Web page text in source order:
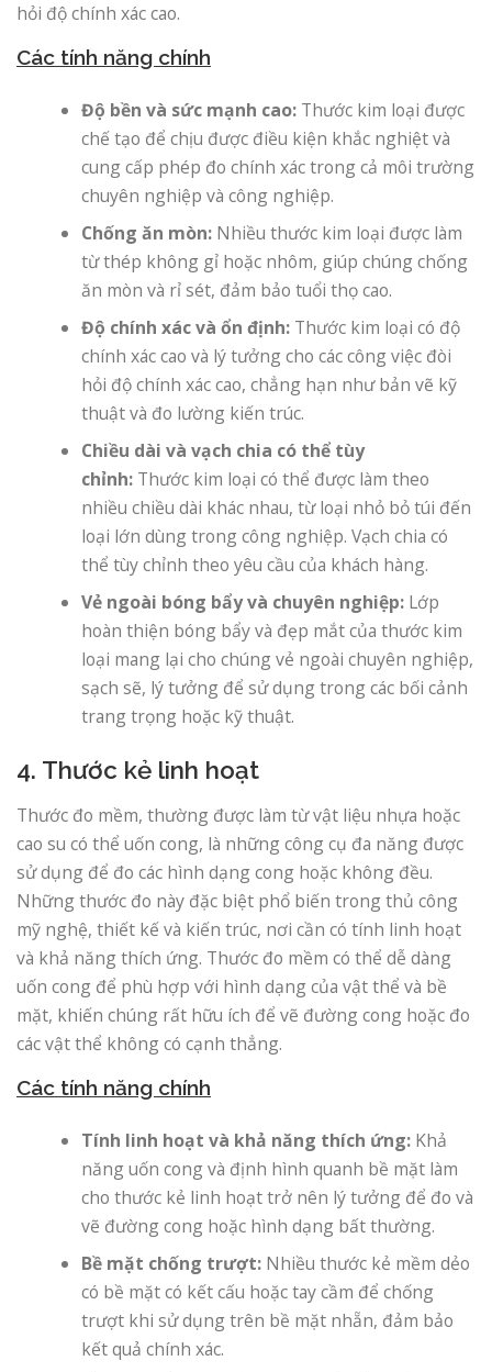
hỏi độ chính xác cao.
Các tính năng chính
Độ bền và sức mạnh cao: Thước kim loại được
chế tạo để chịu được điều kiện khắc nghiệt và
cung cấp phép đo chính xác trong cả môi trường
chuyên nghiệp và công nghiệp.
Chống ăn mòn: Nhiều thước kim loại được làm
từ thép không gỉ hoặc nhôm, giúp chúng chống
ăn mòn và rỉ sét, đảm bảo tuổi thọ cao.
Độ chính xác và ổn định: Thước kim loại có độ
chính xác cao và lý tưởng cho các công việc đòi
hỏi độ chính xác cao, chẳng hạn như bản vẽ kỹ
thuật và đo lường kiến ​​trúc.
Chiều dài và vạch chia có thể tùy
chỉnh: Thước kim loại có thể được làm theo
nhiều chiều dài khác nhau, từ loại nhỏ bỏ túi đến
loại lớn dùng trong công nghiệp. Vạch chia có
thể tùy chỉnh theo yêu cầu của khách hàng.
Vẻ ngoài bóng bẩy và chuyên nghiệp: Lớp
hoàn thiện bóng bẩy và đẹp mắt của thước kim
loại mang lại cho chúng vẻ ngoài chuyên nghiệp,
sạch sẽ, lý tưởng để sử dụng trong các bối cảnh
trang trọng hoặc kỹ thuật.
4. Thước kẻ linh hoạt
Thước đo mềm, thường được làm từ vật liệu nhựa hoặc
cao su có thể uốn cong, là những công cụ đa năng được
sử dụng để đo các hình dạng cong hoặc không đều.
Những thước đo này đặc biệt phổ biến trong thủ công
mỹ nghệ, thiết kế và kiến ​​trúc, nơi cần có tính linh hoạt
và khả năng thích ứng. Thước đo mềm có thể dễ dàng
uốn cong để phù hợp với hình dạng của vật thể và bề
mặt, khiến chúng rất hữu ích để vẽ đường cong hoặc đo
các vật thể không có cạnh thẳng.
Các tính năng chính
Tính linh hoạt và khả năng thích ứng: Khả
năng uốn cong và định hình quanh bề mặt làm
cho thước kẻ linh hoạt trở nên lý tưởng để đo và
vẽ đường cong hoặc hình dạng bất thường.
Bề mặt chống trượt: Nhiều thước kẻ mềm dẻo
có bề mặt có kết cấu hoặc tay cầm để chống
trượt khi sử dụng trên bề mặt nhẵn, đảm bảo
kết quả chính xác.